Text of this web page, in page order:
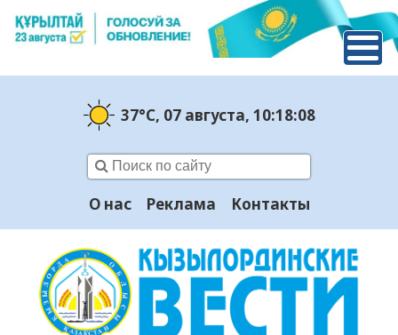
37°C, 07 августа, 10:18:09
О нас Реклама Контакты